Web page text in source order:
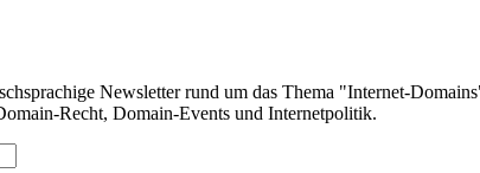
Newsletter rund um das Thema "Internet-
Recht, Domain-Events und Internetpolitik.